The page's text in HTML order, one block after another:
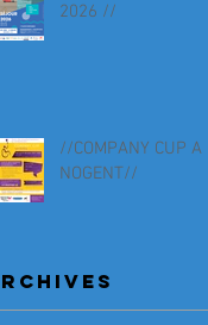
2026 //
//COMPANY CUP A
NOGENT//